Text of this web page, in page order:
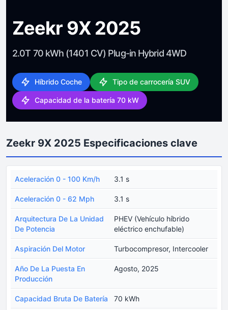
Zeekr 9X 2025
2.0T 70 kWh (1401 CV) Plug-in Hybrid 4WD
Híbrido Coche Tipo de carrocería SUV
Capacidad de la batería 70 kW
Zeekr 9X 2025 Especificaciones clave
Aceleración 0 - 100 Km/h 3.1 s
Aceleración 0 - 62 Mph 3.1 s
Arquitectura De La Unidad
De Potencia
PHEV (Vehículo híbrido
eléctrico enchufable)
Aspiración Del Motor Turbocompresor, Intercooler
Año De La Puesta En
Producción
Agosto, 2025
Capacidad Bruta De Batería 70 kWh